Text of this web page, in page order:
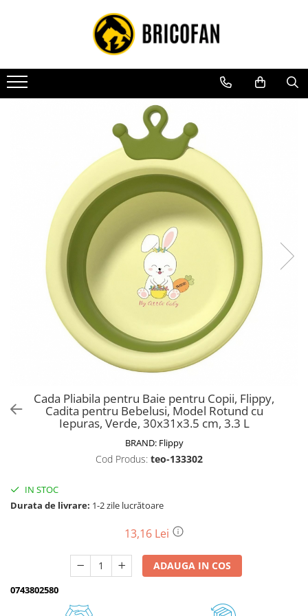
Toate Produsele
Vehicule electrice
Atv
Piese de schimb vehicule electrice
Scutere electrice
Scutere pe benzina
Tricicluri cargo fara permis
Tricicluri persoane
Trotinete electrice
Biciclete, trotinete, triciclete
Biciclete electrice
Motoburghie si accesorii
Accesorii motoburghie
Drujbe, fierastraie electrice
Drujbe cu acumulator
Unelte electrice busteni
Mori cereale si batoze porumb
Batoze - mori desfacat porumb
Cada Pliabila pentru Baie pentru Copii, Flippy,
Cadita pentru Bebelusi, Model Rotund cu
Iepuras, Verde, 30x31x3.5 cm, 3.3 L
BRAND: Flippy
Cod Produs: teo-133302
IN STOC
Durata de livrare: 1-2 zile lucrătoare
13,16 Lei
ADAUGA IN COS
0743802580